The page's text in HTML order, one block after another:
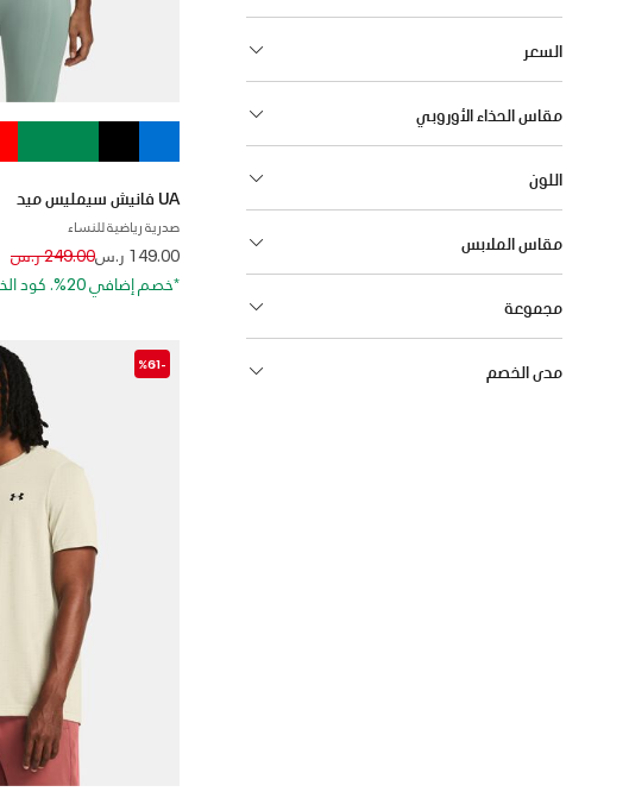
السعر
مقاس الحذاء الأوروبي
اللون
مقاس الملابس
مجموعة
مدى الخصم
UA فانيش سيمليس ميد
صدرية رياضية للنساء
149.00 ر.سPrice reduced from
249.00 ر.سto
*خصم إضافي 20%. كود الخصم: EXTRA20
-%61